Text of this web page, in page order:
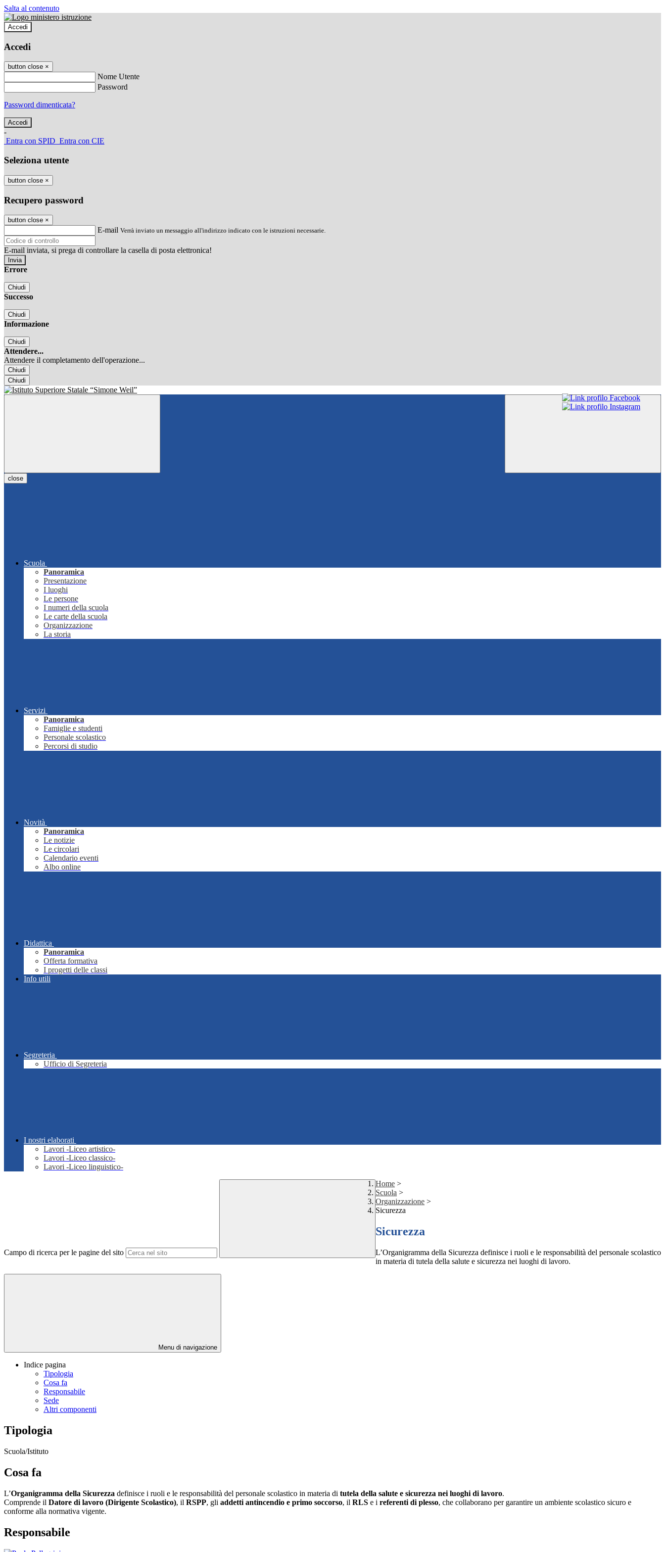
Salta al contenuto
Accedi
Accedi
button close ×
Nome Utente
Password
Password dimenticata?
-
Entra con SPID Entra con CIE
Seleziona utente
button close ×
Recupero password
button close ×
E-mail Verrà inviato un messaggio all'indirizzo indicato con le istruzioni necessarie.
E-mail inviata, si prega di controllare la casella di posta elettronica!
Errore
Chiudi
Successo
Chiudi
Informazione
Chiudi
Attendere...
Attendere il completamento dell'operazione...
Chiudi
Chiudi
close
Scuola
Panoramica
Presentazione
I luoghi
Le persone
I numeri della scuola
Le carte della scuola
Organizzazione
La storia
Servizi
Panoramica
Famiglie e studenti
Personale scolastico
Percorsi di studio
Novità
Panoramica
Le notizie
Le circolari
Calendario eventi
Albo online
Didattica
Panoramica
Offerta formativa
I progetti delle classi
Info utili
Segreteria
Ufficio di Segreteria
I nostri elaborati
Lavori -Liceo artistico-
Lavori -Liceo classico-
Lavori -Liceo linguistico-
Campo di ricerca per le pagine del sito
Home >
Scuola >
Organizzazione >
Sicurezza
Sicurezza
L’Organigramma della Sicurezza definisce i ruoli e le responsabilità del personale scolastico
in materia di tutela della salute e sicurezza nei luoghi di lavoro.
Menu di navigazione
Indice pagina
Tipologia
Cosa fa
Responsabile
Sede
Altri componenti
Tipologia
Scuola/Istituto
Cosa fa
L’Organigramma della Sicurezza definisce i ruoli e le responsabilità del personale scolastico in materia di tutela della salute e sicurezza nei luoghi di lavoro.
Comprende il Datore di lavoro (Dirigente Scolastico), il RSPP, gli addetti antincendio e primo soccorso, il RLS e i referenti di plesso, che collaborano per garantire un ambiente scolastico sicuro e
conforme alla normativa vigente.
Responsabile